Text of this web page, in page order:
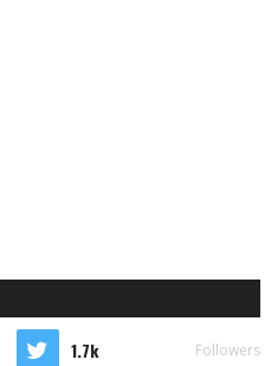
1.7k Followers